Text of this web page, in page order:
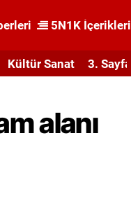
5N1K İçerikleri
Kültür Sanat 3. Sayfa
alanı